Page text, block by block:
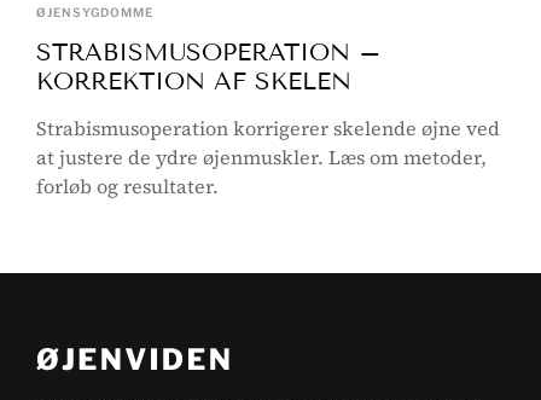
ØJENSYGDOMME
STRABISMUSOPERATION –
KORREKTION AF SKELEN
Strabismusoperation korrigerer skelende øjne ved
at justere de ydre øjenmuskler. Læs om metoder,
forløb og resultater.